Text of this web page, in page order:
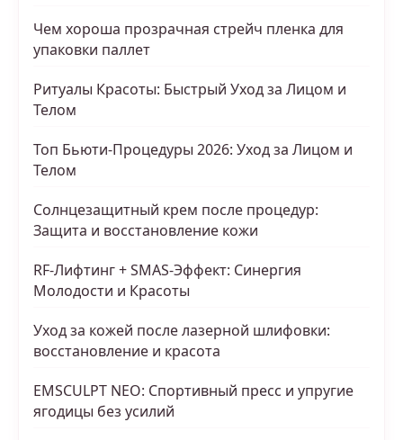
Чем хороша прозрачная стрейч пленка для
упаковки паллет
Ритуалы Красоты: Быстрый Уход за Лицом и
Телом
Топ Бьюти-Процедуры 2026: Уход за Лицом и
Телом
Солнцезащитный крем после процедур:
Защита и восстановление кожи
RF-Лифтинг + SMAS-Эффект: Синергия
Молодости и Красоты
Уход за кожей после лазерной шлифовки:
восстановление и красота
EMSCULPT NEO: Спортивный пресс и упругие
ягодицы без усилий